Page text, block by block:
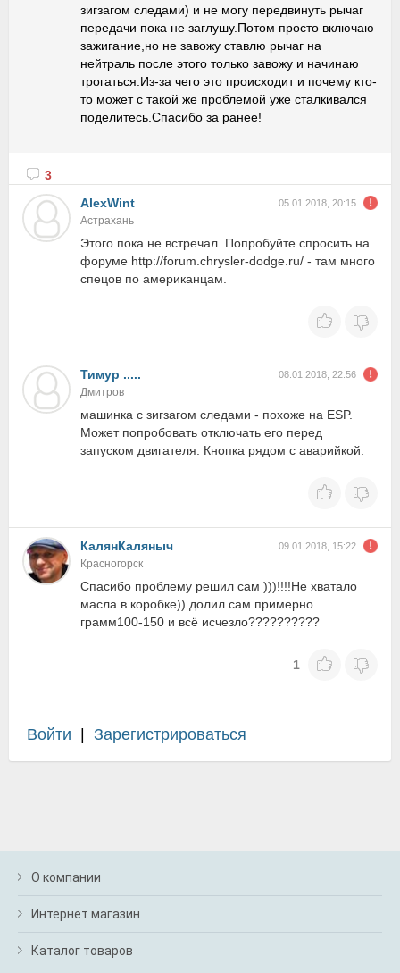
зигзагом следами) и не могу передвинуть рычаг
передачи пока не заглушу.Потом просто включаю
зажигание,но не завожу ставлю рычаг на
нейтраль после этого только завожу и начинаю
трогаться.Из-за чего это происходит и почему кто-
то может с такой же проблемой уже сталкивался
поделитесь.Спасибо за ранее!
3
AlexWint
05.01.2018, 20:15
Астрахань
Этого пока не встречал. Попробуйте спросить на
форуме http://forum.chrysler-dodge.ru/ - там много
спецов по американцам.
Тимур ..... 08.01.2018, 22:56
Дмитров
машинка с зигзагом следами - похоже на ESP.
Может попробовать отключать его перед
запуском двигателя. Кнопка рядом с аварийкой.
КалянКаляныч 09.01.2018, 15:22
Красногорск
Спасибо проблему решил сам )))!!!!Не хватало
масла в коробке)) долил сам примерно
грамм100-150 и всё исчезло??????????
1
Войти Зарегистрироваться
О компании
Интернет магазин
Каталог товаров